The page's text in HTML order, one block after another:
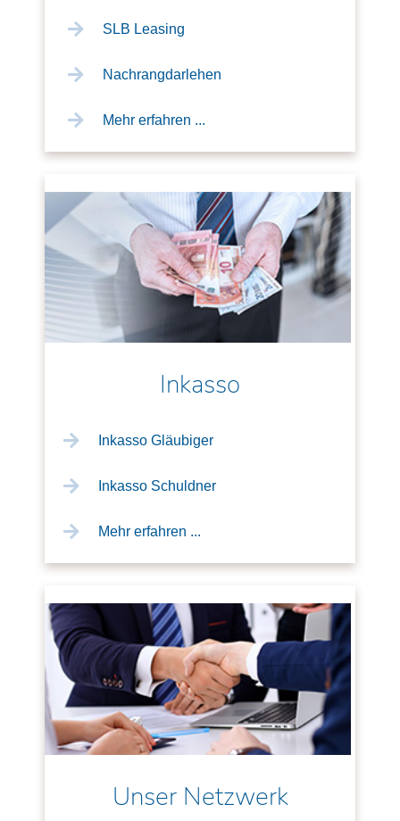
SLB Leasing
Nachrangdarlehen
Mehr erfahren ...
Inkasso
Inkasso Gläubiger
Inkasso Schuldner
Mehr erfahren ...
Unser Netzwerk